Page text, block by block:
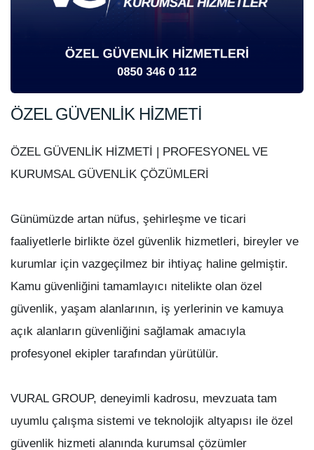
ÖZEL GÜVENLİK HİZMETİ
ÖZEL GÜVENLİK HİZMETİ | PROFESYONEL VE
KURUMSAL GÜVENLİK ÇÖZÜMLERİ
Günümüzde artan nüfus, şehirleşme ve ticari
faaliyetlerle birlikte özel güvenlik hizmetleri, bireyler ve
kurumlar için vazgeçilmez bir ihtiyaç haline gelmiştir.
Kamu güvenliğini tamamlayıcı nitelikte olan özel
güvenlik, yaşam alanlarının, iş yerlerinin ve kamuya
açık alanların güvenliğini sağlamak amacıyla
profesyonel ekipler tarafından yürütülür.
VURAL GROUP, deneyimli kadrosu, mevzuata tam
uyumlu çalışma sistemi ve teknolojik altyapısı ile özel
güvenlik hizmeti alanında kurumsal çözümler